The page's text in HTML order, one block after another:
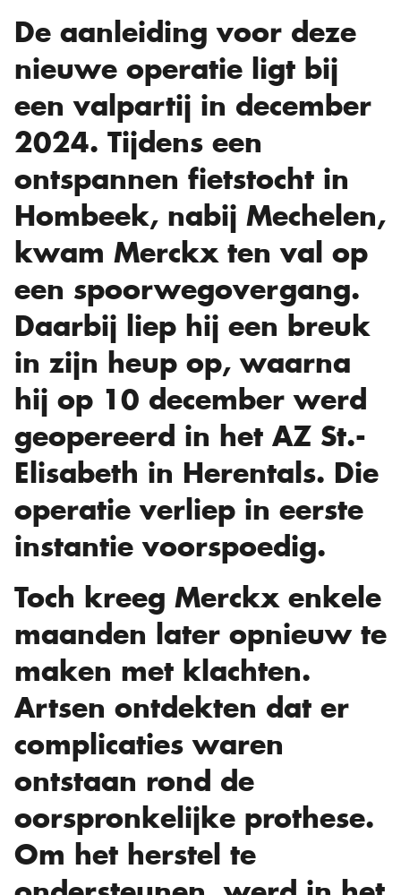
De aanleiding voor deze
nieuwe operatie ligt bij
een valpartij in december
2024. Tijdens een
ontspannen fietstocht in
Hombeek, nabij Mechelen,
kwam Merckx ten val op
een spoorwegovergang.
Daarbij liep hij een breuk
in zijn heup op, waarna
hij op 10 december werd
geopereerd in het AZ St.-
Elisabeth in Herentals. Die
operatie verliep in eerste
instantie voorspoedig.
Toch kreeg Merckx enkele
maanden later opnieuw te
maken met klachten.
Artsen ontdekten dat er
complicaties waren
ontstaan rond de
oorspronkelijke prothese.
Om het herstel te